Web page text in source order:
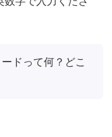
ドって何？どこ